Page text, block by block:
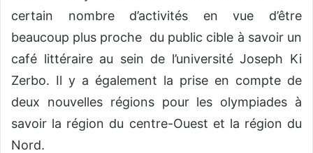
certain nombre d’activités en vue d’être
beaucoup plus proche du public cible à savoir un
café littéraire au sein de l’université Joseph Ki
Zerbo. Il y a également la prise en compte de
deux nouvelles régions pour les olympiades à
savoir la région du centre-Ouest et la région du
Nord.